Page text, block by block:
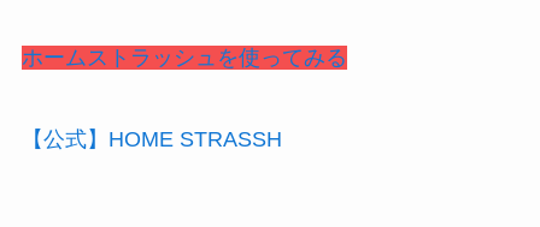
ホームストラッシュを使ってみる
【公式】HOME STRASSH